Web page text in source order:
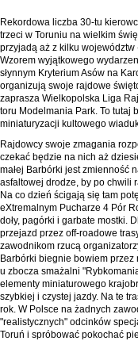
Rekordowa liczba 30-tu
trzeci w Toruniu na wielkim
przyjadą aż z kilku województw
Wzorem wyjątkowego
słynnym Kryterium Asów na
organizują swoje rajdowe
zaprasza Wielkopolska Liga
toru Modelmania Park. To tutaj
miniaturyzacji kultowego
Rajdowcy swoje zmagania
czekać będzie na nich aż
małej Barbórki jest zmienność
asfaltowej drodze, by po chwili
Na co dzień ścigają się tam
eXtremalnym Pucharze 4 Pór
doły, pagórki i garbate mostki.
przejazd przez off-roadowe
zawodnikom rzucą
Barbórki biegnie bowiem
u zbocza smażalni
elementy miniaturowego
szybkiej i czystej jazdy. Na te
rok. W Polsce na żadnych
"realistycznych" odcinków
Toruń i spróbować pokochać